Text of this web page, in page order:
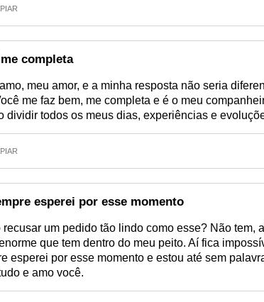
completa
meu amor, e a minha resposta não seria
me faz bem, me completa e é o meu
dividir todos os meus dias, experiências e
esperei por esse momento
recusar um pedido tão lindo como esse? Não tem,
que tem dentro do meu peito. Aí fica
esperei por esse momento e estou até sem
e amo você.